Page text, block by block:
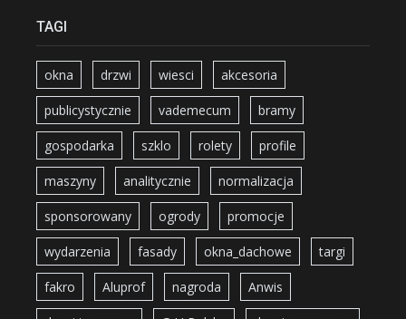
TAGI
okna drzwi wiesci akcesoria
publicystycznie vademecum bramy
gospodarka szklo rolety profile
maszyny analitycznie normalizacja
sponsorowany ogrody promocje
wydarzenia fasady okna_dachowe targi
fakro Aluprof nagroda Anwis